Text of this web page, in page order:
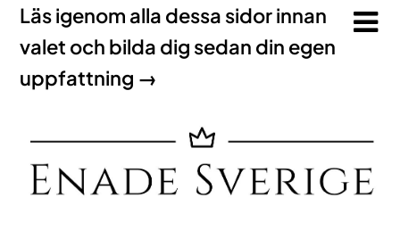
Läs igenom alla dessa sidor innan
valet och bilda dig sedan din egen
uppfattning →